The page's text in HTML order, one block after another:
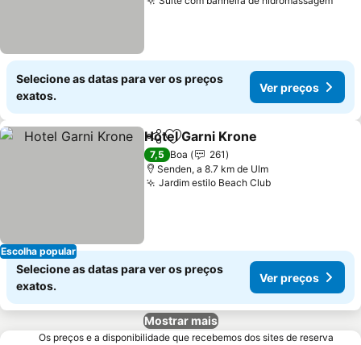
Ver
Selecione as datas para ver os preços
exatos.
Ver preços
Escolha popular
PartilharAdicionar aos favoritos
Hotel Garni Krone
7,5 Boa
261
Senden, a 8.7 km de Ulm
Jardim estilo Beach ClubVer preços
Selecione as datas para ver os preços
exatos.
Ver preços
Mostrar mais
Os preços e a disponibilidade que recebemos dos sites de reserva